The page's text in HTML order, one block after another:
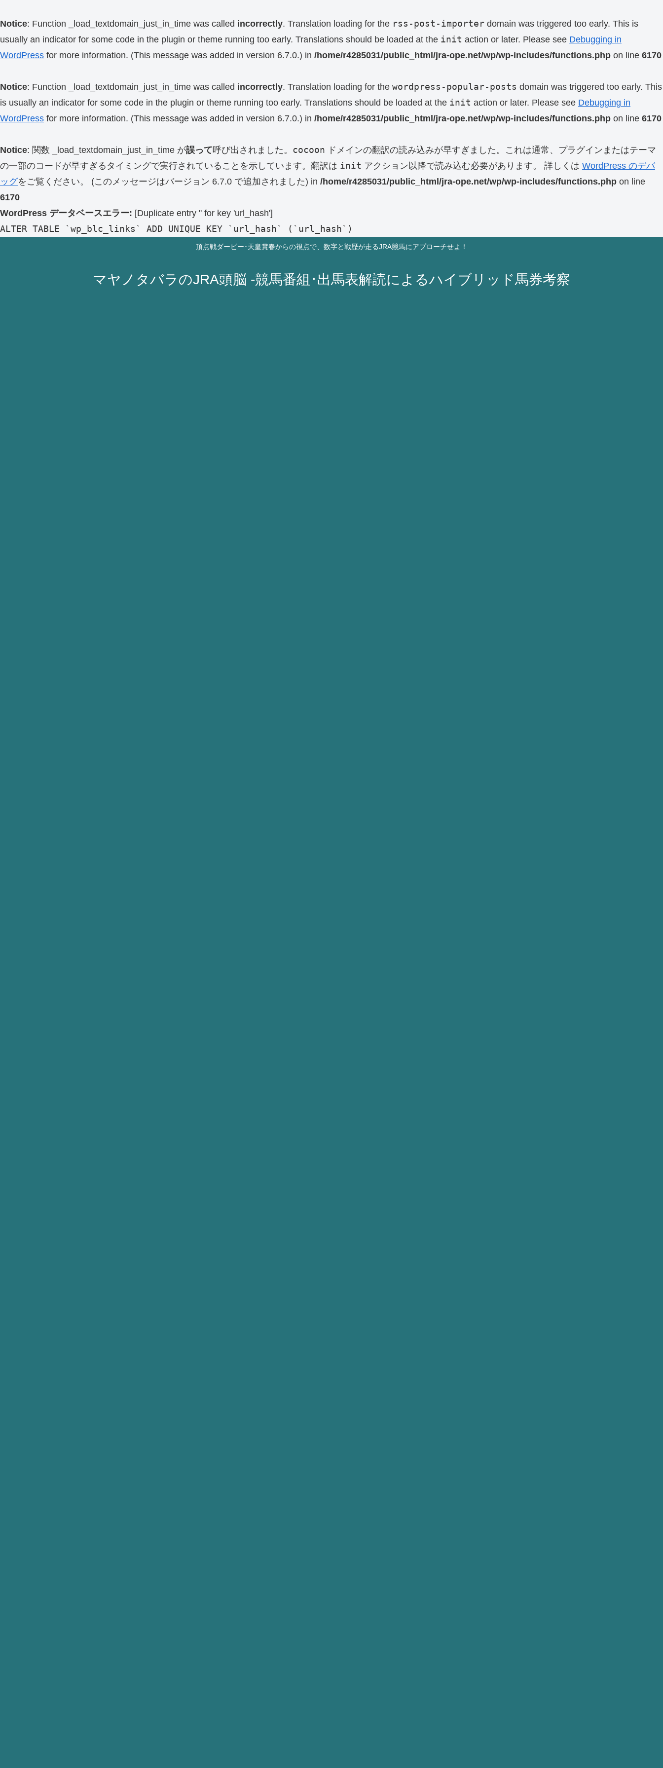
Notice: Function _load_textdomain_just_in_time was called incorrectly. Translation loading for the rss-post-importer domain was triggered too early. This is
usually an indicator for some code in the plugin or theme running too early. Translations should be loaded at the init action or later. Please see Debugging in
WordPress for more information. (This message was added in version 6.7.0.) in /home/r4285031/public_html/jra-ope.net/wp/wp-includes/functions.php on line 6170
Notice: Function _load_textdomain_just_in_time was called incorrectly. Translation loading for the wordpress-popular-posts domain was triggered too early. This
is usually an indicator for some code in the plugin or theme running too early. Translations should be loaded at the init action or later. Please see Debugging in
WordPress for more information. (This message was added in version 6.7.0.) in /home/r4285031/public_html/jra-ope.net/wp/wp-includes/functions.php on line 6170
Notice: 関数 _load_textdomain_just_in_time が誤って呼び出されました。 cocoon ドメインの翻訳の読み込みが早すぎました。これは通常、プラグインまたはテーマ
の一部のコードが早すぎるタイミングで実行されていることを示しています。翻訳は init アクション以降で読み込む必要があります。 詳しくは WordPress のデバ
ッグをご覧ください。 (このメッセージはバージョン 6.7.0 で追加されました) in /home/r4285031/public_html/jra-ope.net/wp/wp-includes/functions.php on line
6170
WordPress データベースエラー: [Duplicate entry '' for key 'url_hash']
ALTER TABLE `wp_blc_links` ADD UNIQUE KEY `url_hash` (`url_hash`)
頂点戦ダービー･天皇賞春からの視点で、数字と戦歴が走るJRA競馬にアプローチせよ！
マヤノタバラのJRA頭脳 -競馬番組･出馬表解読によるハイブリッド馬券考察